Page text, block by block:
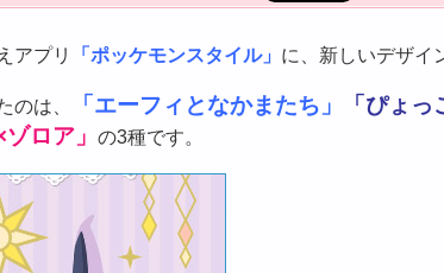
アプリ 「ポッケモンスタイル」 に、新しいデザイ
のは、 「エーフィとなかまたち」
「ぴょ
ロア」 の3種です。